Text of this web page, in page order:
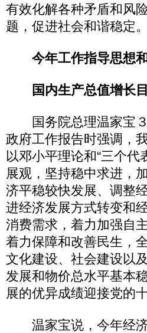
有效化解各种矛盾和风
题，促进社会和谐稳定。
今年工作指导思想
国内生产总值增长
国务院总理温家宝３
政府工作报告时强调，
以邓小平理论和“三个
展观，坚持稳中求进，
济平稳较快发展、调整
进经济发展方式转变和
消费需求，着力加强自
着力保障和改善民生，
文化建设、社会建设以
发展和物价总水平基本
展的优异成绩迎接党的
温家宝说，今年经济